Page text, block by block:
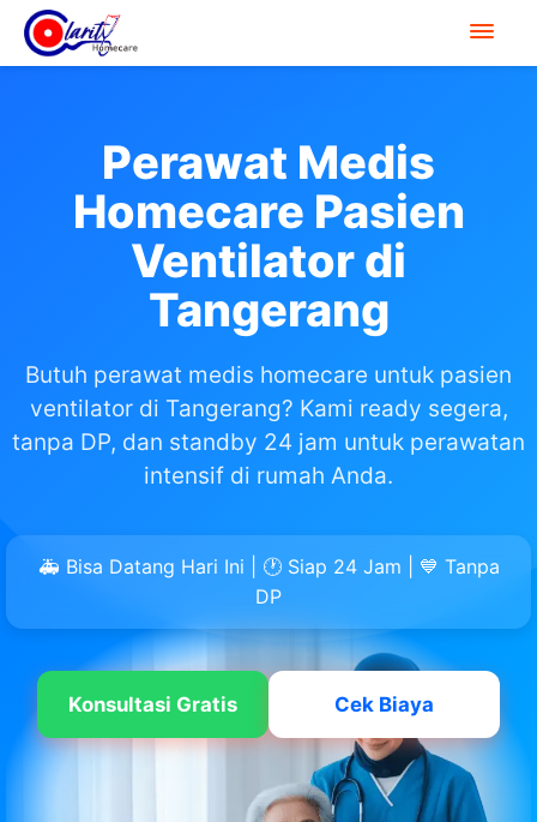
Perawat Medis
Homecare Pasien
Ventilator di
Tangerang
Butuh perawat medis homecare untuk pasien
ventilator di Tangerang? Kami ready segera,
tanpa DP, dan standby 24 jam untuk perawatan
intensif di rumah Anda.
🚑 Bisa Datang Hari Ini | 🕐 Siap 24 Jam | 💙 Tanpa
DP
Konsultasi Gratis Cek Biaya